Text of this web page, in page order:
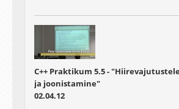
C++ Praktikum 5.5 -
ja joonistamine"
02.04.12